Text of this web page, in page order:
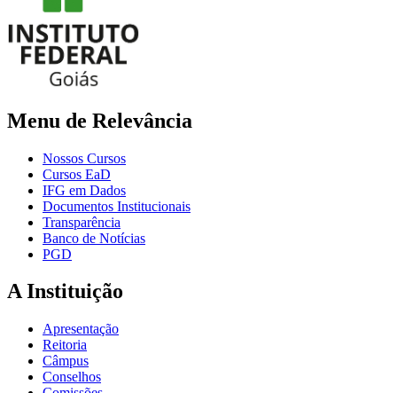
Menu de Relevância
Nossos Cursos
Cursos EaD
IFG em Dados
Documentos Institucionais
Transparência
Banco de Notícias
PGD
A Instituição
Apresentação
Reitoria
Câmpus
Conselhos